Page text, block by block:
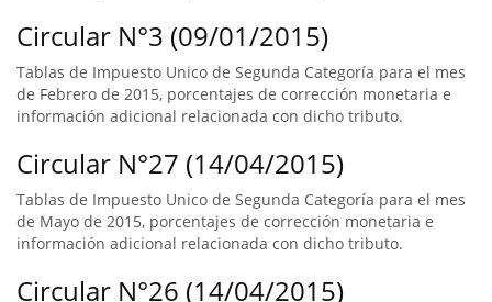
Circular N°3 (09/01/2015)
Tablas de Impuesto Unico de Segunda Categoría para el mes
de Febrero de 2015, porcentajes de corrección monetaria e
información adicional relacionada con dicho tributo.
Circular N°27 (14/04/2015)
Tablas de Impuesto Unico de Segunda Categoría para el mes
de Mayo de 2015, porcentajes de corrección monetaria e
información adicional relacionada con dicho tributo.
Circular N°26 (14/04/2015)